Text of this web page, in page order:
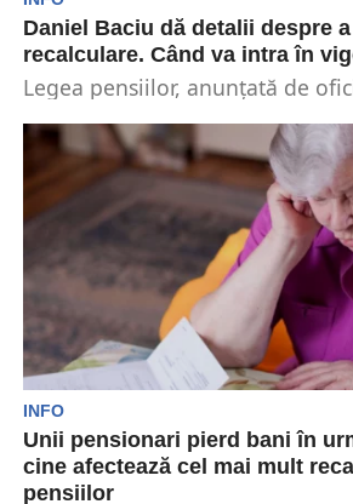
Daniel Baciu dă detalii despre
recalculare. Când va intra în
Legea pensiilor, anunțată de
pensionari, are nevoie...
INFO
Unii pensionari pierd bani în
cine afectează cel mai mult
pensiilor